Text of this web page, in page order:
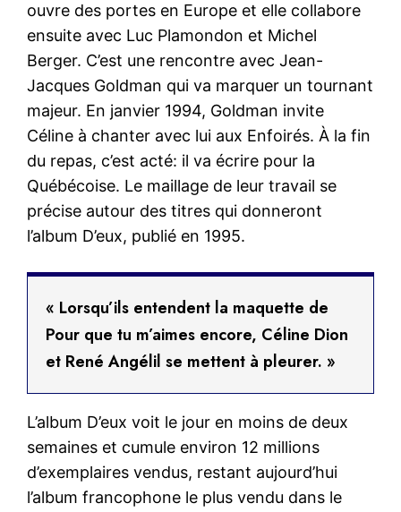
ouvre des portes en Europe et elle collabore
ensuite avec Luc Plamondon et Michel
Berger. C’est une rencontre avec Jean-
Jacques Goldman qui va marquer un tournant
majeur. En janvier 1994, Goldman invite
Céline à chanter avec lui aux Enfoirés. À la fin
du repas, c’est acté: il va écrire pour la
Québécoise. Le maillage de leur travail se
précise autour des titres qui donneront
l’album D’eux, publié en 1995.
« Lorsqu’ils entendent la maquette de
Pour que tu m’aimes encore, Céline Dion
et René Angélil se mettent à pleurer. »
L’album D’eux voit le jour en moins de deux
semaines et cumule environ 12 millions
d’exemplaires vendus, restant aujourd’hui
l’album francophone le plus vendu dans le